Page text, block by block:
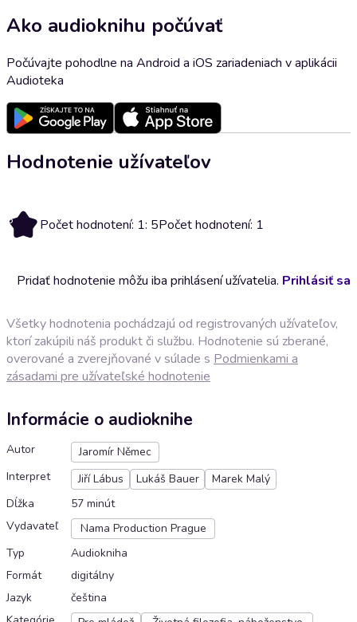
Ako audioknihu počúvať
Počúvajte pohodlne na Android a iOS zariadeniach v aplikácii
Audioteka
Hodnotenie užívateľov
5 Počet hodnotení: 1: 5Počet hodnotení: 1
Pridať hodnotenie môžu iba prihlásení užívatelia. Prihlásiť sa
Všetky hodnotenia pochádzajú od registrovaných užívateľov,
ktorí zakúpili náš produkt či službu. Hodnotenie sú zberané,
overované a zverejňované v súlade s Podmienkami a
zásadami pre užívateľské hodnotenie
Informácie o audioknihe
Autor
Jaromír Němec
Interpret
Jiří Lábus Lukáš Bauer
Marek Malý
Dĺžka
57 minút
Vydavateľ
Nama Production Prague
Typ
Audiokniha
Formát
digitálny
Jazyk
čeština